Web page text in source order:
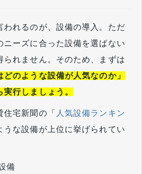
われるのが、設備の導入。ただ
ニーズに合った設備を選ばない
られません。そのため、まずは
どのような設備が人気なのか」
行しましょう。
宅新聞の「 人気設備ランキン
うな設備が上位に挙げられてい
備